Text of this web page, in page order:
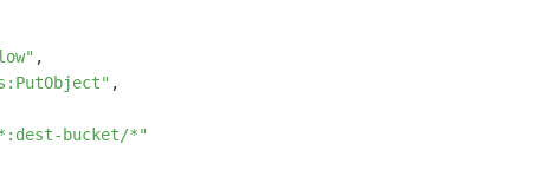
,
,
bucket/*"